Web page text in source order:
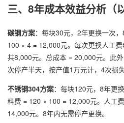
三、8年成本效益分析（
碳钢方案：每块30元，2年更换一次
100 × 4 = 12,000元。每次更换人工
共8,000元。总成本 = 20,000元。此
次停产半天，按产值1万元计，4次损
不锈钢304方案：每块120元，8年更
料费 = 120 × 100 = 12,000元。人工
14,000元。8年内无需停产更换。